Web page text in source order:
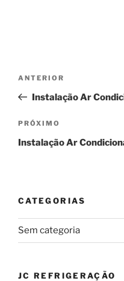
Post
Post
anterior
ANTERIOR
Instalação Ar
Próximo
post
PRÓXIMO
Instalação Ar
CATEGORIAS
Sem categoria
JC REFRIGERAÇÃO